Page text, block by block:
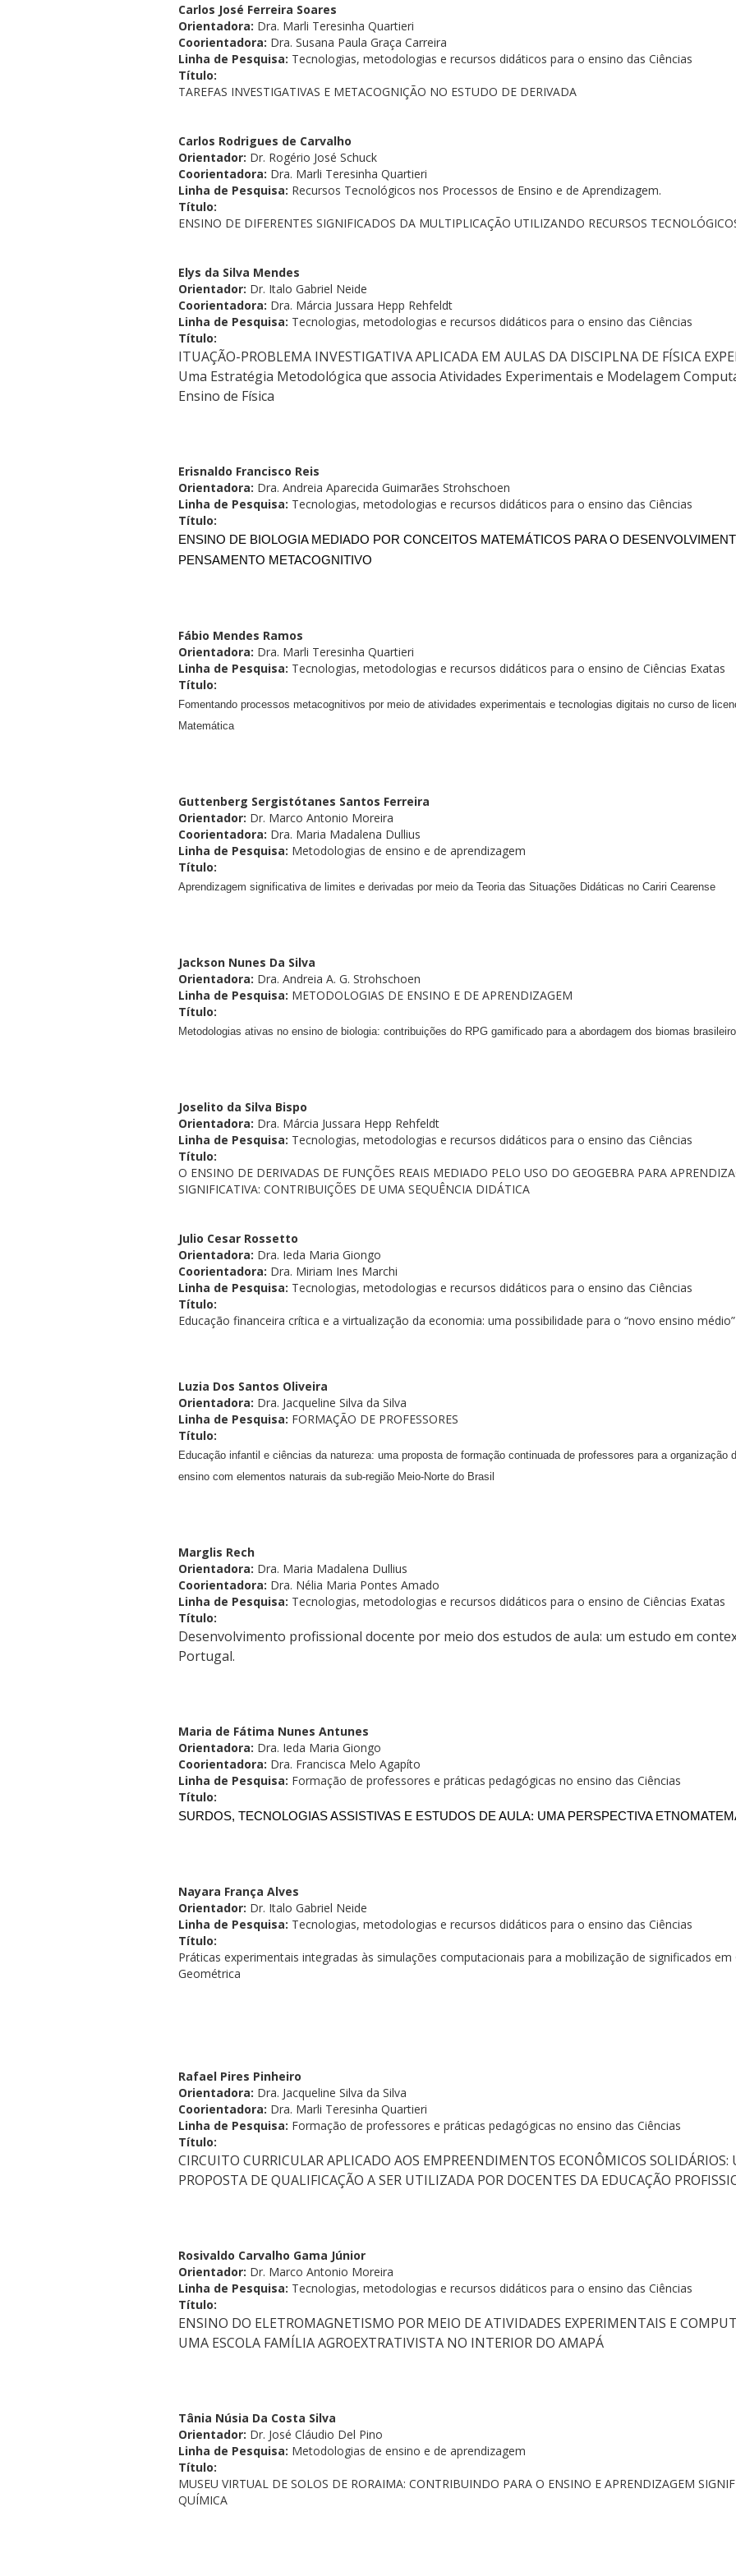
Cursos de Idiomas
Residências Médicas
Diplomados
Trabalhe Conosco
Univates & Você - Comunidade
Orquestra Gustavo Adolfo Univates
Escolas
Carlos José Ferreira Soares
Orientadora: Dra. Marli Teresinha Quartieri
Coorientadora: Dra. Susana Paula Graça Carreira
Linha de Pesquisa: Tecnologias, metodologias e recursos didáticos para o ensino das Ciências
Título:
TAREFAS INVESTIGATIVAS E METACOGNIÇÃO NO ESTUDO DE DERIVADA
Carlos Rodrigues de Carvalho
Orientador: Dr. Rogério José Schuck
Coorientadora: Dra. Marli Teresinha Quartieri
Linha de Pesquisa: Recursos Tecnológicos nos Processos de Ensino e de Aprendizagem.
Título:
ENSINO DE DIFERENTES SIGNIFICADOS DA MULTIPLICAÇÃO UTILIZANDO RECURSOS
Elys da Silva Mendes
Orientador: Dr. Italo Gabriel Neide
Coorientadora: Dra. Márcia Jussara Hepp Rehfeldt
Linha de Pesquisa: Tecnologias, metodologias e recursos didáticos para o ensino das Ciências
Título:
ITUAÇÃO-PROBLEMA INVESTIGATIVA APLICADA EM AULAS DA DISCIPLNA DE FÍSICA
Uma Estratégia Metodológica que associa Atividades Experimentais e Modelagem
Ensino de Física
Erisnaldo Francisco Reis
Orientadora: Dra. Andreia Aparecida Guimarães Strohschoen
Linha de Pesquisa: Tecnologias, metodologias e recursos didáticos para o ensino das Ciências
Título:
ENSINO DE BIOLOGIA MEDIADO POR CONCEITOS MATEMÁTICOS PARA O
PENSAMENTO METACOGNITIVO
Fábio Mendes Ramos
Orientadora: Dra. Marli Teresinha Quartieri
Linha de Pesquisa: Tecnologias, metodologias e recursos didáticos para o ensino de Ciências Exatas
Título:
Fomentando processos metacognitivos por meio de atividades experimentais e tecnologias digitais no curso de
Matemática
Guttenberg Sergistótanes Santos Ferreira
Orientador: Dr. Marco Antonio Moreira
Coorientadora: Dra. Maria Madalena Dullius
Linha de Pesquisa: Metodologias de ensino e de aprendizagem
Título:
Aprendizagem significativa de limites e derivadas por meio da Teoria das Situações Didáticas no Cariri Cearense
Jackson Nunes Da Silva
Orientadora: Dra. Andreia A. G. Strohschoen
Linha de Pesquisa: METODOLOGIAS DE ENSINO E DE APRENDIZAGEM
Título:
Metodologias ativas no ensino de biologia: contribuições do RPG gamificado para a abordagem dos biomas
Joselito da Silva Bispo
Orientadora: Dra. Márcia Jussara Hepp Rehfeldt
Linha de Pesquisa: Tecnologias, metodologias e recursos didáticos para o ensino das Ciências
Título:
O ENSINO DE DERIVADAS DE FUNÇÕES REAIS MEDIADO PELO USO DO GEOGEBRA PARA
SIGNIFICATIVA: CONTRIBUIÇÕES DE UMA SEQUÊNCIA DIDÁTICA
Julio Cesar Rossetto
Orientadora: Dra. Ieda Maria Giongo
Coorientadora: Dra. Miriam Ines Marchi
Linha de Pesquisa: Tecnologias, metodologias e recursos didáticos para o ensino das Ciências
Título:
Educação financeira crítica e a virtualização da economia: uma possibilidade para o “novo ensino
Luzia Dos Santos Oliveira
Orientadora: Dra. Jacqueline Silva da Silva
Linha de Pesquisa: FORMAÇÃO DE PROFESSORES
Título:
Educação infantil e ciências da natureza: uma proposta de formação continuada de professores para a organização
ensino com elementos naturais da sub-região Meio-Norte do Brasil
Marglis Rech
Orientadora: Dra. Maria Madalena Dullius
Coorientadora: Dra. Nélia Maria Pontes Amado
Linha de Pesquisa: Tecnologias, metodologias e recursos didáticos para o ensino de Ciências Exatas
Título:
Desenvolvimento profissional docente por meio dos estudos de aula: um estudo em
Portugal.
Maria de Fátima Nunes Antunes
Orientadora: Dra. Ieda Maria Giongo
Coorientadora: Dra. Francisca Melo Agapíto
Linha de Pesquisa: Formação de professores e práticas pedagógicas no ensino das Ciências
Título:
SURDOS, TECNOLOGIAS ASSISTIVAS E ESTUDOS DE AULA: UMA PERSPECTIVA
Nayara França Alves
Orientador: Dr. Italo Gabriel Neide
Linha de Pesquisa: Tecnologias, metodologias e recursos didáticos para o ensino das Ciências
Título:
Práticas experimentais integradas às simulações computacionais para a mobilização de significados em
Geométrica
Rafael Pires Pinheiro
Orientadora: Dra. Jacqueline Silva da Silva
Coorientadora: Dra. Marli Teresinha Quartieri
Linha de Pesquisa: Formação de professores e práticas pedagógicas no ensino das Ciências
Título:
CIRCUITO CURRICULAR APLICADO AOS EMPREENDIMENTOS ECONÔMICOS SOLIDÁRIOS:
PROPOSTA DE QUALIFICAÇÃO A SER UTILIZADA POR DOCENTES DA EDUCAÇÃO
Rosivaldo Carvalho Gama Júnior
Orientador: Dr. Marco Antonio Moreira
Linha de Pesquisa: Tecnologias, metodologias e recursos didáticos para o ensino das Ciências
Título:
ENSINO DO ELETROMAGNETISMO POR MEIO DE ATIVIDADES EXPERIMENTAIS E
UMA ESCOLA FAMÍLIA AGROEXTRATIVISTA NO INTERIOR DO AMAPÁ
Tânia Núsia Da Costa Silva
Orientador: Dr. José Cláudio Del Pino
Linha de Pesquisa: Metodologias de ensino e de aprendizagem
Título:
MUSEU VIRTUAL DE SOLOS DE RORAIMA: CONTRIBUINDO PARA O ENSINO E APRENDIZAGEM
QUÍMICA